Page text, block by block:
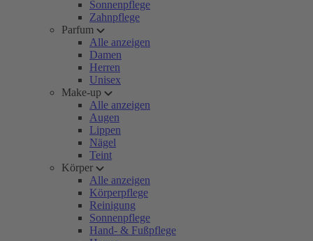
Sonnenpflege
Zahnpflege
Parfum
Alle anzeigen
Damen
Herren
Unisex
Make-up
Alle anzeigen
Augen
Lippen
Nägel
Teint
Körper
Alle anzeigen
Körperpflege
Reinigung
Sonnenpflege
Hand- & Fußpflege